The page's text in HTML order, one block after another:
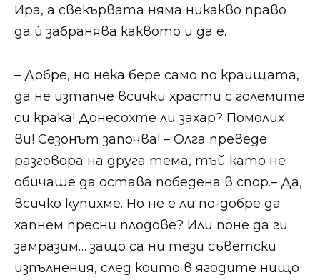
Ира, а свекървата няма никакво право
да ѝ забранява каквото и да е.​​
​​​– Добре, но нека бере само по краищата,
да не изтапче всички храсти с големите
си крака! Донесохте ли захар? Помолих
ви! Сезонът започва! – Олга преведе
разговора на друга тема, тъй като не
обичаше да остава победена в спор.​​​​– Да,
всичко купихме. Но не е ли по-добре да
хапнем пресни плодове? Или поне да ги
замразим… защо са ни тези съветски
изпълнения, след които в ягодите нищо